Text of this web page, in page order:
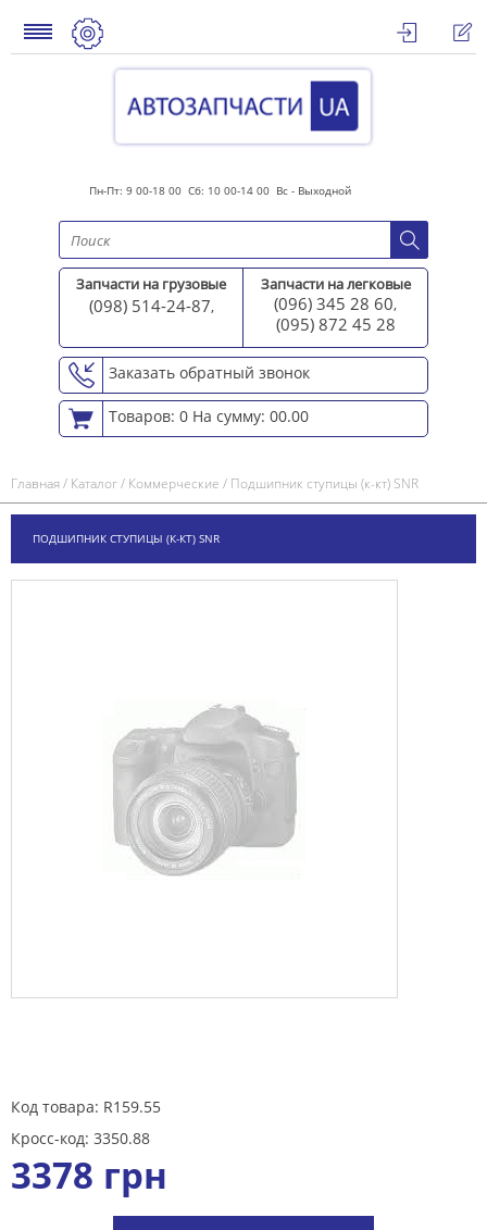
Пн-Пт: 9 00-18 00 Сб: 10 00-14 00 Вс - Выходной
Запчасти на грузовые
(098) 514-24-87,
Запчасти на легковые
(096) 345 28 60,
(095) 872 45 28
Заказать обратный звонок
Товаров: 0 На сумму: 00.00
Главная/ Каталог/ Коммерческие / Подшипник ступицы (к-кт) SNR
ПОДШИПНИК СТУПИЦЫ (К-КТ) SNR
Код товара: R159.55
Кросс-код: 3350.88
3378 грн